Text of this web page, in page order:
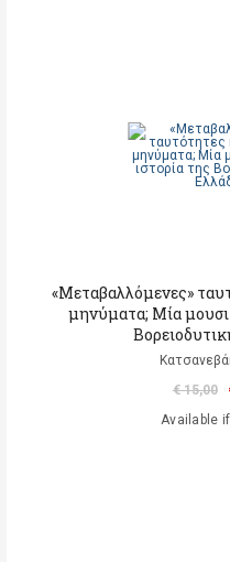
«Μεταβαλλόμενες»
μηνύματα; Μία
€ 15,00
Available